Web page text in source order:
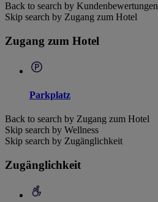
Back to search by Kundenbewertungen
Skip search by Zugang zum Hotel
Zugang zum Hotel
Parkplatz
Back to search by Zugang zum Hotel
Skip search by Wellness
Skip search by Zugänglichkeit
Zugänglichkeit